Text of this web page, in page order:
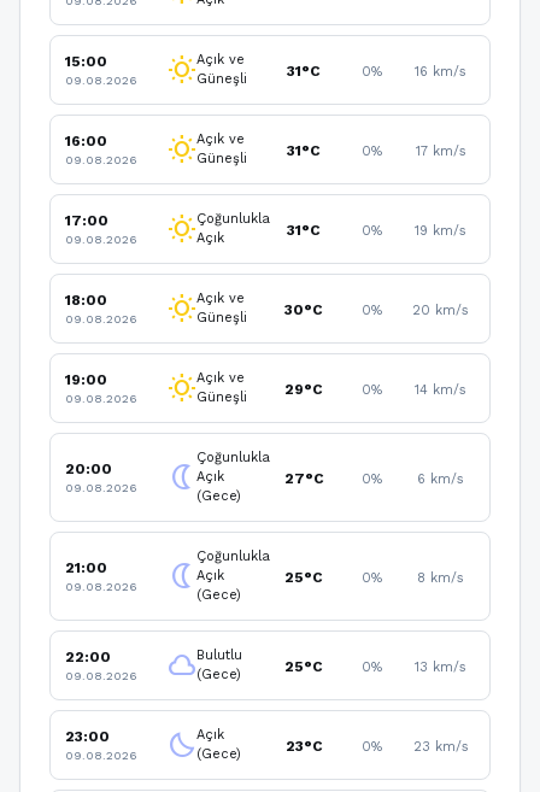
15:00
09.08.2026 wb_sunnyAçık ve
Güneşli
31°C 0% 16 km/s
16:00
09.08.2026 wb_sunnyAçık ve
Güneşli
31°C 0% 17 km/s
17:00
09.08.2026 wb_sunnyÇoğunlukla
Açık
31°C 0% 19 km/s
18:00
09.08.2026 wb_sunnyAçık ve
Güneşli
30°C 0% 20 km/s
19:00
09.08.2026 wb_sunnyAçık ve
Güneşli
29°C 0% 14 km/s
20:00
09.08.2026 nightlight
Çoğunlukla
Açık
(Gece)
27°C 0% 6 km/s
21:00
09.08.2026 nightlight
Çoğunlukla
Açık
(Gece)
25°C 0% 8 km/s
22:00
09.08.2026 cloudBulutlu
(Gece)
25°C 0% 13 km/s
23:00
09.08.2026 clear_nightAçık
(Gece)
23°C 0% 23 km/s